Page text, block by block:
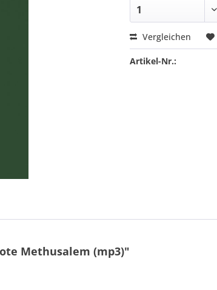
Vergleichen
Artikel-Nr.:
Methusalem (mp3)"